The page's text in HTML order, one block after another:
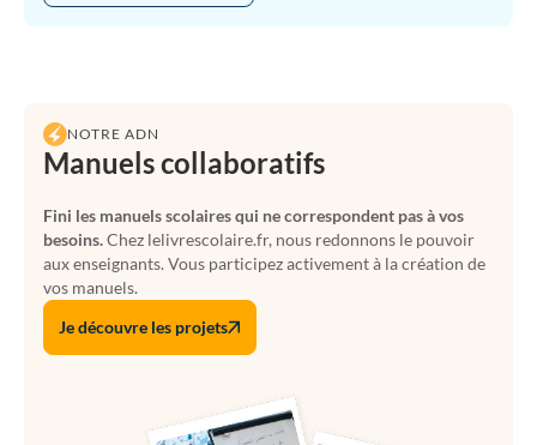
NOTRE ADN
Manuels collaboratifs
Fini les manuels scolaires qui ne correspondent pas à vos
besoins.Chez lelivrescolaire.fr, nous redonnons le pouvoir
aux enseignants. Vous participez activement à la création de
vos manuels.
Je découvre les projets